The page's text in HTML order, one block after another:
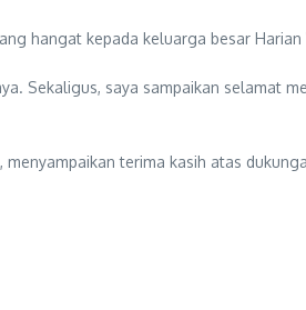
hangat kepada keluarga besar Harian
Sekaligus, saya sampaikan selamat
terima kasih atas